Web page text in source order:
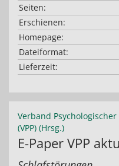
Seiten:
Erschienen:
Homepage:
Dateiformat:
Lieferzeit:
Verband
(VPP) (Hrsg.)
E-Paper VPP